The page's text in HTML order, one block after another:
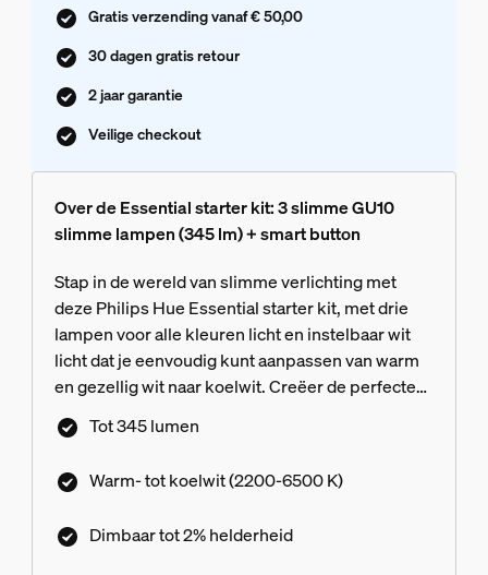
Gratis verzending vanaf € 50,00
30 dagen gratis retour
2 jaar garantie
Veilige checkout
Over de Essential starter kit: 3 slimme GU10
slimme lampen (345 lm) + smart button
Stap in de wereld van slimme verlichting met
deze Philips Hue Essential starter kit, met drie
lampen voor alle kleuren licht en instelbaar wit
licht dat je eenvoudig kunt aanpassen van warm
en gezellig wit naar koelwit. Creëer de perfecte
sfeer dankzij soepel dimmen, miljoenen kleuren
en een bibliotheek vol lichtscènes ontworpen
verbinding met de meegeleverde Hue Bridge en
verlichtingsfuncties. Bedien de lampen met je
Tot 345 lumen
Warm- tot koelwit (2200-6500 K)
Dimbaar tot 2% helderheid